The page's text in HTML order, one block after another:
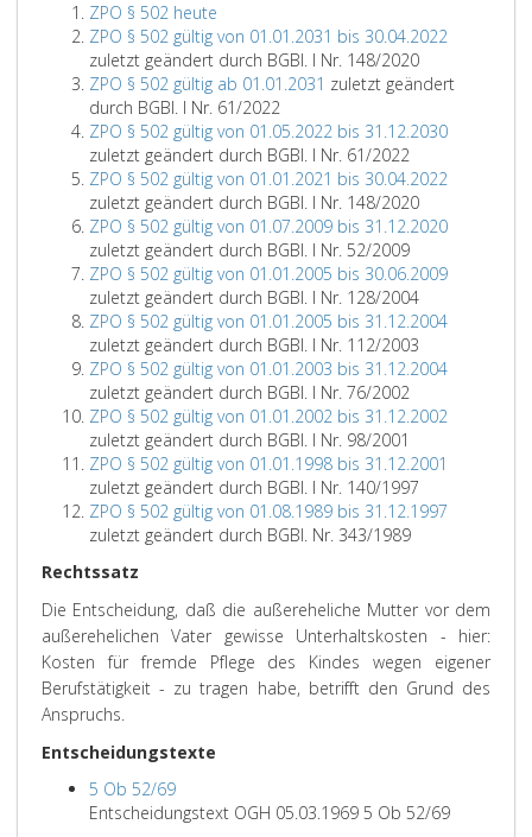
ZPO § 502 heute
ZPO § 502 gültig von 01.01.2031 bis 30.04.2022
zuletzt geändert durch BGBl. I Nr. 148/2020
ZPO § 502 gültig ab 01.01.2031 zuletzt geändert
durch BGBl. I Nr. 61/2022
ZPO § 502 gültig von 01.05.2022 bis 31.12.2030
zuletzt geändert durch BGBl. I Nr. 61/2022
ZPO § 502 gültig von 01.01.2021 bis 30.04.2022
zuletzt geändert durch BGBl. I Nr. 148/2020
ZPO § 502 gültig von 01.07.2009 bis 31.12.2020
zuletzt geändert durch BGBl. I Nr. 52/2009
ZPO § 502 gültig von 01.01.2005 bis 30.06.2009
zuletzt geändert durch BGBl. I Nr. 128/2004
ZPO § 502 gültig von 01.01.2005 bis 31.12.2004
zuletzt geändert durch BGBl. I Nr. 112/2003
ZPO § 502 gültig von 01.01.2003 bis 31.12.2004
zuletzt geändert durch BGBl. I Nr. 76/2002
ZPO § 502 gültig von 01.01.2002 bis 31.12.2002
zuletzt geändert durch BGBl. I Nr. 98/2001
ZPO § 502 gültig von 01.01.1998 bis 31.12.2001
zuletzt geändert durch BGBl. I Nr. 140/1997
ZPO § 502 gültig von 01.08.1989 bis 31.12.1997
zuletzt geändert durch BGBl. Nr. 343/1989
Rechtssatz
Die Entscheidung, daß die außereheliche Mutter vor dem
außerehelichen Vater gewisse Unterhaltskosten - hier:
Kosten für fremde Pflege des Kindes wegen eigener
Berufstätigkeit - zu tragen habe, betrifft den Grund des
Anspruchs.
Entscheidungstexte
5 Ob 52/69
Entscheidungstext OGH 05.03.1969 5 Ob 52/69